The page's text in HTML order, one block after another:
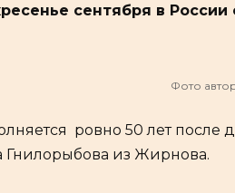
сентября в
Фото
ровно 50 лет
Гнилорыбова из Жирнова.